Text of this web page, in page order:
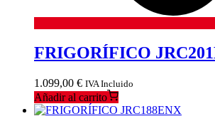
FRIGORÍFICO
1.099,00 € IVA Incluido
Añadir al carrito